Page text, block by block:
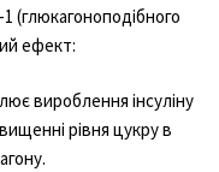
(глюкагоноподібного
ефект:
вироблення інсуліну
рівня цукру в